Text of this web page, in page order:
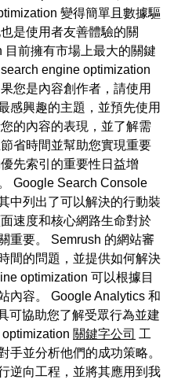
變得簡單且數據驅
是使用者友善體驗的關
前擁有市場上最大的關鍵
engine optimization
您是內容創作者，請使用
感興趣的主題，並預先使用
的內容的表現，並了解需
省時間並幫助您實現重要
先索引的重要性日益增
Google Search Console
中列出了可以解決的行動裝
速度和核心網路生命對於
重要。 Semrush 的網站審
間的問題，並提供如何解決
optimization 可以根據目
內容。 Google Analytics 和
可協助您了解受眾行為並建
關鍵字公司 工
手並分析他們的成功策略。
逆向工程，並將其應用到我